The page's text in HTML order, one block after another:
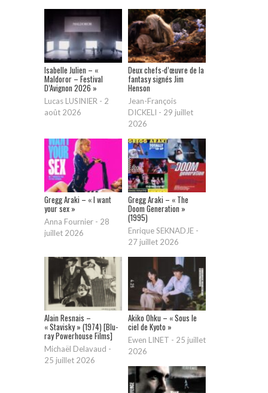
Isabelle Julien – «
Maldoror – Festival
D’Avignon 2026 »
Lucas LUSINIER - 2
août 2026
Deux chefs-d’œuvre de la
fantasy signés Jim
Henson
Jean-François
DICKELI - 29 juillet
2026
Gregg Araki – « I want
your sex »
Anna Fournier - 28
juillet 2026
Gregg Araki – « The
Doom Generation »
(1995)
Enrique SEKNADJE -
27 juillet 2026
Alain Resnais –
« Stavisky » (1974) [Blu-
ray Powerhouse Films]
Michaël Delavaud -
25 juillet 2026
Akiko Ohku – « Sous le
ciel de Kyoto »
Ewen LINET - 25 juillet
2026